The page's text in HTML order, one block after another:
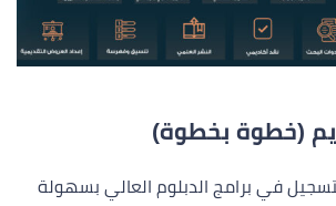
(خطوة بخطوة)
في برامج الدبلوم العالي بسهولة